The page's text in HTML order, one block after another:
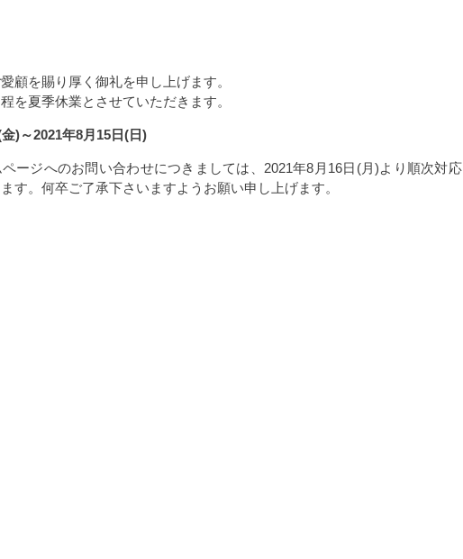
顧を賜り厚く御礼を申し上げます。
を夏季休業とさせていただきます。
)～2021年8月15日(日)
ージへのお問い合わせにつきましては、2021年8月16日(月)より順次対応
す。何卒ご了承下さいますようお願い申し上げます。